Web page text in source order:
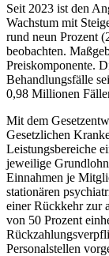
Seit 2023 ist den
Wachstum mit
rund neun Prozent
beobachten.
Preiskomponente.
Behandlungsfälle
0,98 Millionen
Mit dem
Gesetzlichen
Leistungsbereiche
jeweilige
Einnahmen je
stationären
einer Rückkehr zur
von 50 Prozent
Personalstellen